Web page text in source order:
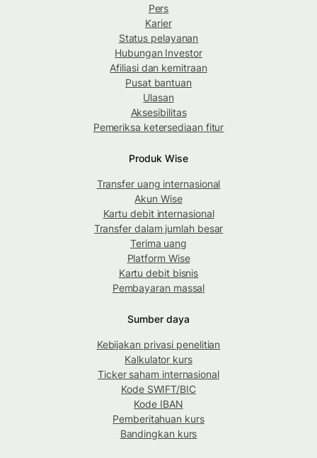
Pers
Karier
Status pelayanan
Hubungan Investor
Afiliasi dan kemitraan
Pusat bantuan
Ulasan
Aksesibilitas
Pemeriksa ketersediaan fitur
Produk Wise
Transfer uang internasional
Akun Wise
Kartu debit internasional
Transfer dalam jumlah besar
Terima uang
Platform Wise
Kartu debit bisnis
Pembayaran massal
Sumber daya
Kebijakan privasi penelitian
Kalkulator kurs
Ticker saham internasional
Kode SWIFT/BIC
Kode IBAN
Pemberitahuan kurs
Bandingkan kurs